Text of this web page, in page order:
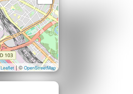
Leaflet| © OpenStreetMap